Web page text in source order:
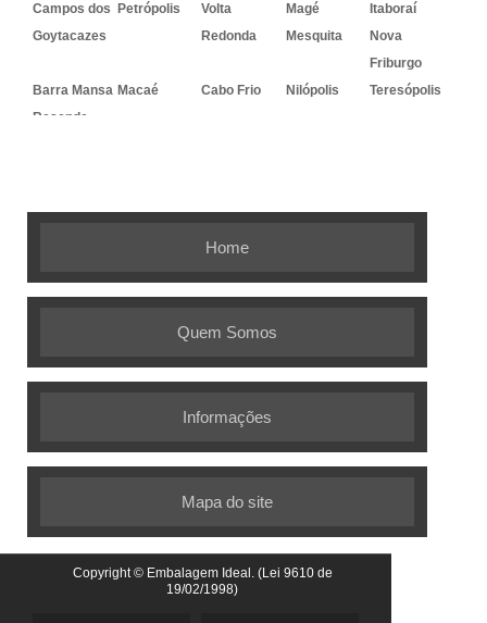
Campos dos
Goytacazes
Petrópolis
Volta
Redonda
Magé
Itaboraí
Mesquita
Nova
Friburgo
Barra Mansa Macaé Cabo Frio Nilópolis
Teresópolis
Resende
Home
Quem Somos
Informações
Mapa do site
Copyright © Embalagem Ideal. (Lei 9610 de
19/02/1998)